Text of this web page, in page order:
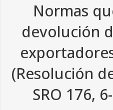
Normas
devolución
(Resolución
SRO 176,